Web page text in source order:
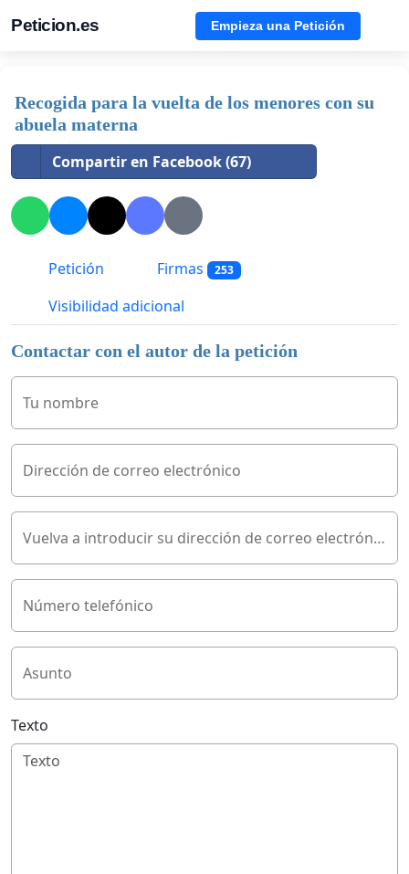
Peticion.es Empieza una Petición
Recogida para la vuelta de los menores con su
abuela materna
Compartir en Facebook (67)
Petición Firmas 253
Visibilidad adicional
Contactar con el autor de la petición
Tu nombre
Dirección de correo electrónico
Vuelva a introducir su dirección de correo electrónico
Número telefónico
Asunto
Texto